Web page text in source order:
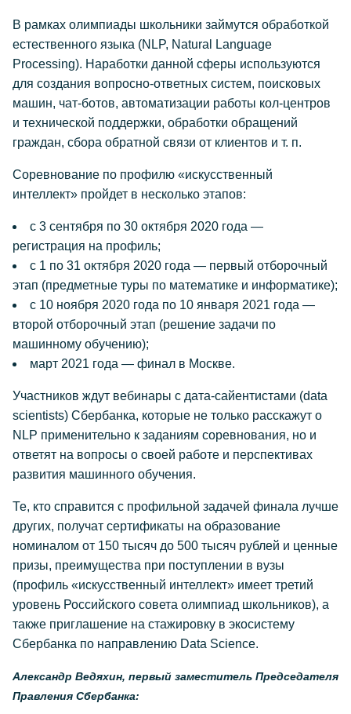
В рамках олимпиады школьники займутся обработкой
естественного языка (NLP, Natural Language
Processing). Наработки данной сферы используются
для создания вопросно-ответных систем, поисковых
машин, чат-ботов, автоматизации работы кол-центров
и технической поддержки, обработки обращений
граждан, сбора обратной связи от клиентов и т. п.
Соревнование по профилю «искусственный
интеллект» пройдет в несколько этапов:
с 3 сентября по 30 октября 2020 года —
регистрация на профиль;
с 1 по 31 октября 2020 года — первый отборочный
этап (предметные туры по математике и информатике);
с 10 ноября 2020 года по 10 января 2021 года —
второй отборочный этап (решение задачи по
машинному обучению);
март 2021 года — финал в Москве.
Участников ждут вебинары с дата-сайентистами (data
scientists) Сбербанка, которые не только расскажут о
NLP применительно к заданиям соревнования, но и
ответят на вопросы о своей работе и перспективах
развития машинного обучения.
Те, кто справится с профильной задачей финала лучше
других, получат сертификаты на образование
номиналом от 150 тысяч до 500 тысяч рублей и ценные
призы, преимущества при поступлении в вузы
(профиль «искусственный интеллект» имеет третий
уровень Российского совета олимпиад школьников), а
также приглашение на стажировку в экосистему
Сбербанка по направлению Data Science.
Александр Ведяхин, первый заместитель Председателя
Правления Сбербанка: